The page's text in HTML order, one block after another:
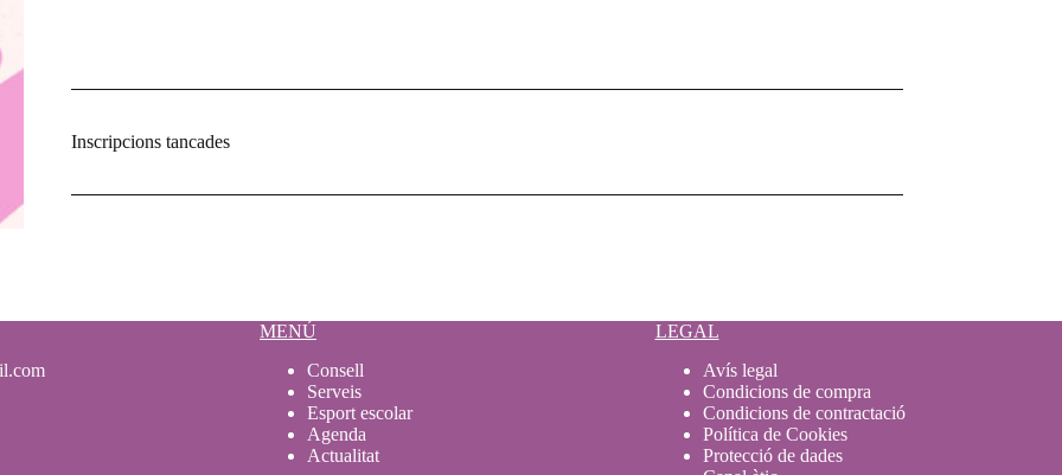
Inscripcions tancades
MENÚ
Consell
Serveis
Esport escolar
Agenda
Actualitat
LEGAL
Avís legal
Condicions de compra
Condicions de contractació
Política de Cookies
Protecció de dades